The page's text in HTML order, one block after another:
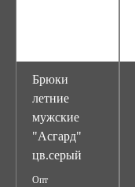
Брюки
летние
мужские
"Асгард"
цв.серый
Опт